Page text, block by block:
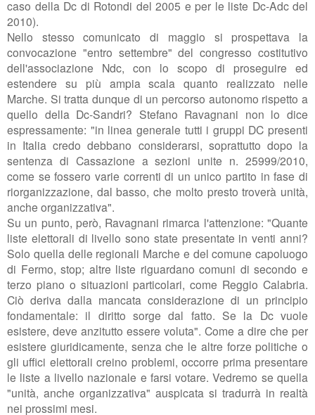
caso della Dc di Rotondi del 2005 e per le liste Dc-Adc del
2010).
Nello stesso comunicato di maggio si prospettava la
convocazione "entro settembre" del congresso costitutivo
dell'associazione Ndc, con lo scopo di proseguire ed
estendere su più ampia scala quanto realizzato nelle
Marche. Si tratta dunque di un percorso autonomo rispetto a
quello della Dc-Sandri? Stefano Ravagnani non lo dice
espressamente: "in linea generale tutti i gruppi DC presenti
in Italia credo debbano considerarsi, soprattutto dopo la
sentenza di Cassazione a sezioni unite n. 25999/2010,
come se fossero varie correnti di un unico partito in fase di
riorganizzazione, dal basso, che molto presto troverà unità,
anche organizzativa".
Su un punto, però, Ravagnani rimarca l'attenzione: "Quante
liste elettorali di livello sono state presentate in venti anni?
Solo quella delle regionali Marche e del comune capoluogo
di Fermo, stop; altre liste riguardano comuni di secondo e
terzo piano o situazioni particolari, come Reggio Calabria.
Ciò deriva dalla mancata considerazione di un principio
fondamentale: il diritto sorge dal fatto. Se la Dc vuole
esistere, deve anzitutto essere voluta". Come a dire che per
esistere giuridicamente, senza che le altre forze politiche o
gli uffici elettorali creino problemi, occorre prima presentare
le liste a livello nazionale e farsi votare. Vedremo se quella
"unità, anche organizzativa" auspicata si tradurrà in realtà
nei prossimi mesi.